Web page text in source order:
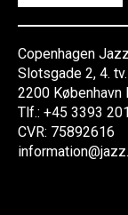
Copenhagen
Slotsgade 2, 4. tv.
2200 København
Tlf.: +45 3393
CVR: 75892616